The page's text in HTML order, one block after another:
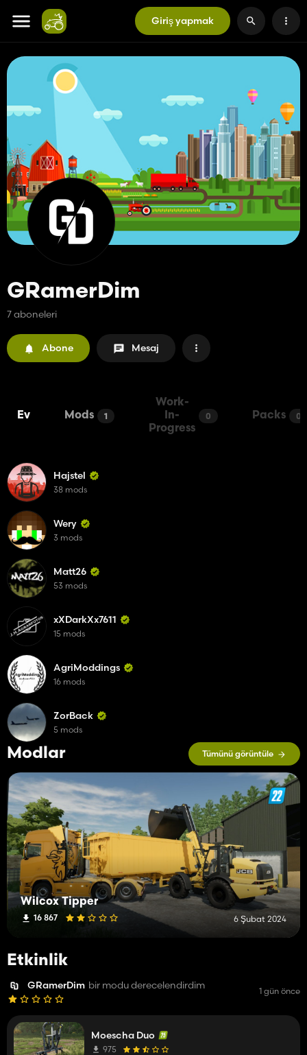
Giriş yapmak
GRamerDim
7 aboneleri
Abone Mesaj
Ev Mods 1
Work-
In-
Progress
0 Packs 0
Modlar Tümünü görüntüle
Wilcox Tipper
16 867 6 Şubat 2024
Etkinlik
GRamerDim bir modu derecelendirdim 1 gün önce
Moescha Duo
975
Hajstel
38 mods
Wery
3 mods
Matt26
53 mods
xXDarkXx7611
15 mods
AgriModdings
16 mods
ZorBack
5 mods